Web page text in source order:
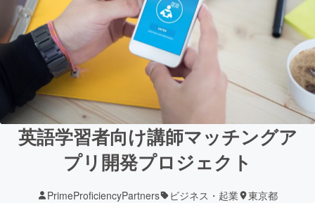
英語学習者向け講師マッチングア
プリ開発プロジェクト
PrimeProficiencyPartners ビジネス・起業 東京都